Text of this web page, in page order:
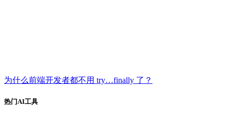
为什么前端开发者都不用 try…finally 了？
热门AI工具